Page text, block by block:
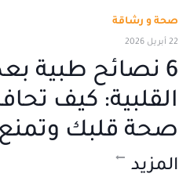
صحة و رشاقة
22 أبريل 2026
6 نصائح طبية
القلبية: كيف
صحة قلبك وتمنع
المزيد